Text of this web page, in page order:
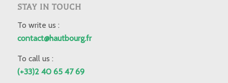
STAY IN TOUCH
To write us :
contact@hautbourg.fr
To call us :
(+33)2 40 65 47 69